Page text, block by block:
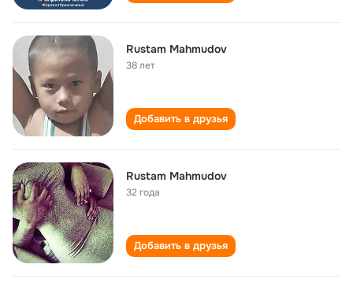
Rustam Mahmudov
38 лет
Добавить в друзья
Rustam Mahmudov
32 года
Добавить в друзья